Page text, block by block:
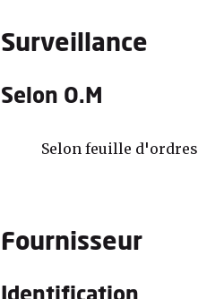
Surveillance
Selon O.M
Selon feuille d'ordres
Fournisseur